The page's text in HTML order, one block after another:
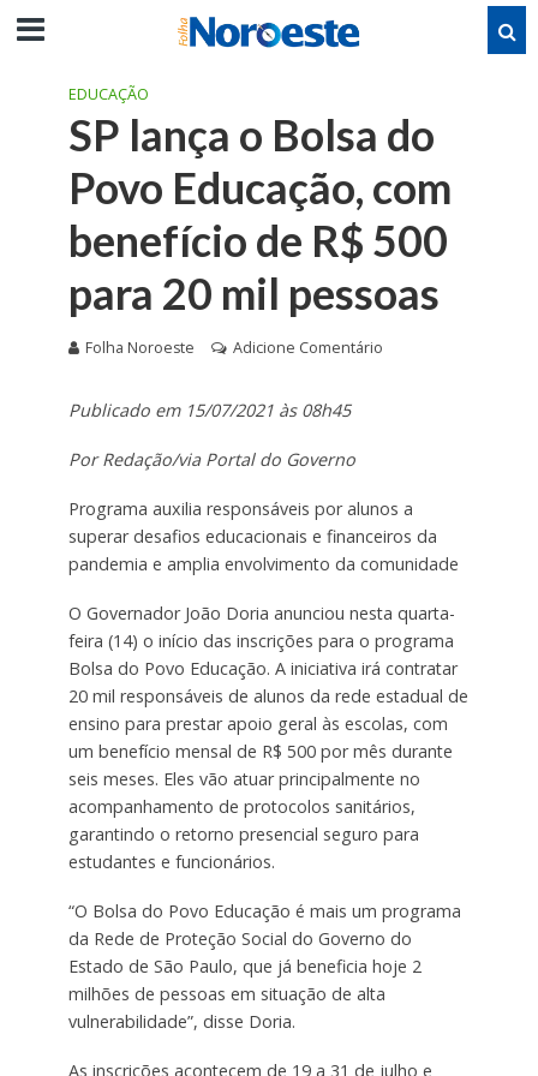
EDUCAÇÃO
SP lança o Bolsa do
Povo Educação, com
benefício de R$ 500
para 20 mil pessoas
Folha Noroeste Adicione Comentário
Publicado em 15/07/2021 às 08h45
Por Redação/via Portal do Governo
Programa auxilia responsáveis por alunos a
superar desafios educacionais e financeiros da
pandemia e amplia envolvimento da comunidade
O Governador João Doria anunciou nesta quarta-
feira (14) o início das inscrições para o programa
Bolsa do Povo Educação. A iniciativa irá contratar
20 mil responsáveis de alunos da rede estadual de
ensino para prestar apoio geral às escolas, com
um benefício mensal de R$ 500 por mês durante
seis meses. Eles vão atuar principalmente no
acompanhamento de protocolos sanitários,
garantindo o retorno presencial seguro para
estudantes e funcionários.
“O Bolsa do Povo Educação é mais um programa
da Rede de Proteção Social do Governo do
Estado de São Paulo, que já beneficia hoje 2
milhões de pessoas em situação de alta
vulnerabilidade”, disse Doria.
As inscrições acontecem de 19 a 31 de julho e